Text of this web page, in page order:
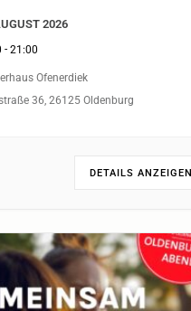
Eintritt frei ! Ab dem
statt.
2026
- 21:00
Ofenerdiek
36, 26125 Oldenburg
DETAILS ANZEIGEN